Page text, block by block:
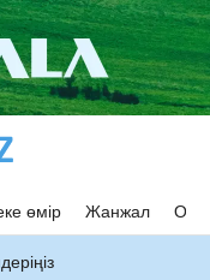
өмір Жанжал